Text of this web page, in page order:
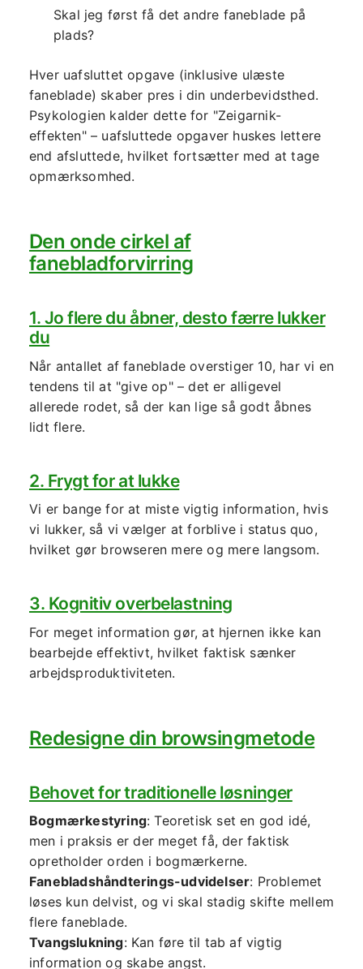
Skal jeg først få det andre faneblade på
plads?
Hver uafsluttet opgave (inklusive ulæste
faneblade) skaber pres i din underbevidsthed.
Psykologien kalder dette for "Zeigarnik-
effekten" – uafsluttede opgaver huskes lettere
end afsluttede, hvilket fortsætter med at tage
opmærksomhed.
Den onde cirkel af
fanebladforvirring
1. Jo flere du åbner, desto færre lukker
du
Når antallet af faneblade overstiger 10, har vi en
tendens til at "give op" – det er alligevel
allerede rodet, så der kan lige så godt åbnes
lidt flere.
2. Frygt for at lukke
Vi er bange for at miste vigtig information, hvis
vi lukker, så vi vælger at forblive i status quo,
hvilket gør browseren mere og mere langsom.
3. Kognitiv overbelastning
For meget information gør, at hjernen ikke kan
bearbejde effektivt, hvilket faktisk sænker
arbejdsproduktiviteten.
Redesigne din browsingmetode
Behovet for traditionelle løsninger
Bogmærkestyring: Teoretisk set en god idé,
men i praksis er der meget få, der faktisk
opretholder orden i bogmærkerne.
Fanebladshåndterings-udvidelser: Problemet
løses kun delvist, og vi skal stadig skifte mellem
flere faneblade.
Tvangslukning: Kan føre til tab af vigtig
information og skabe angst.